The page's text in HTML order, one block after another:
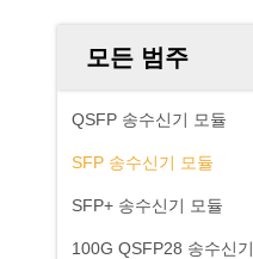
모든 범주
QSFP 송수신기 모듈
SFP 송수신기 모듈
SFP+ 송수신기 모듈
100G QSFP28 송수신기